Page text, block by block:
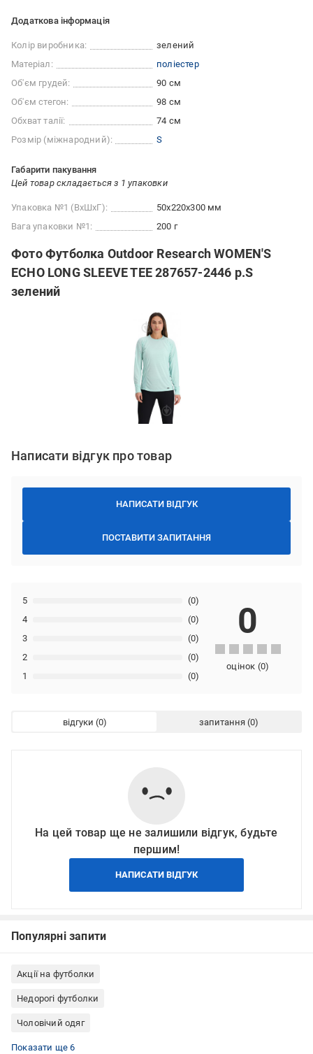
Додаткова інформація
Колір виробника:
зелений
Матеріал:
поліестер
Об'єм грудей:
90 см
Об'єм стегон:
98 см
Обхват талії:
74 см
Розмір (міжнародний):
S
Габарити пакування
Цей товар складається з 1 упаковки
Упаковка №1 (ВхШхГ):
50x220x300 мм
Вага упаковки №1:
200 г
Фото Футболка Outdoor Research WOMEN'S
ECHO LONG SLEEVE TEE 287657-2446 р.S
зелений
Написати відгук про товар
НАПИСАТИ ВІДГУК
ПОСТАВИТИ ЗАПИТАННЯ
1 (0)
2 (0)
3 (0)
4 (0)
5 (0)
0
оцінок (0)
відгуки запитання
На цей товар ще не залишили відгук, будьте
першим!
НАПИСАТИ ВІДГУК
Популярні запити
Акції на футболки
Недорогі футболки
Чоловічий одяг
Одяг, взуття, аксесуари
Футболки жіночі
Футболки технологічні
Футболки з поліестеру
Футболки розміру S
Футболки Outdoor Research
Показати ще 6